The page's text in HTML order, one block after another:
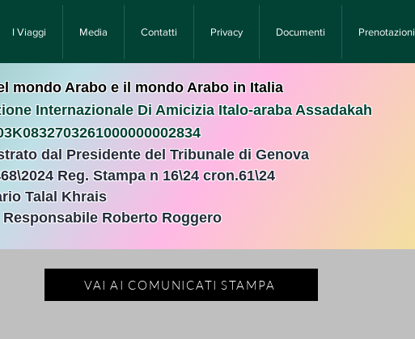
I Viaggi Media Contatti Privacy Documenti Prenotazioni
mondo Arabo e il mondo Arabo in Italia
Internazionale Di Amicizia Italo-araba Assadakah
dal Presidente del Tribunale di Genova
Reg. Stampa n 16\24 cron.61\24
Talal Khrais
Roberto Roggero
VAI AI COMUNICATI STAMPA